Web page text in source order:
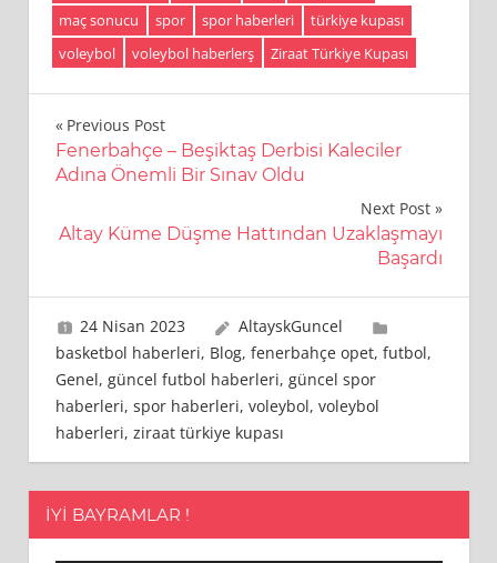
maç sonucu
spor spor haberleri
türkiye kupası
voleybol
voleybol haberlerş Ziraat Türkiye Kupası
Yazı
gezinmesi
Previous Post
Fenerbahçe – Beşiktaş Derbisi Kaleciler
Adına Önemli Bir Sınav Oldu
Next Post
Altay Küme Düşme Hattından Uzaklaşmayı
Başardı
24 Nisan 2023
AltayskGuncel
basketbol haberleri, Blog, fenerbahçe opet, futbol,
Genel, güncel futbol haberleri, güncel spor
haberleri, spor haberleri, voleybol, voleybol
haberleri, ziraat türkiye kupası
İYI BAYRAMLAR !